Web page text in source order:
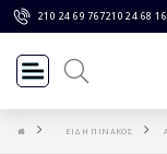
210 24 69 767210 24 68
ΕΙΔΗ ΠΙΝΑΚΟΣ